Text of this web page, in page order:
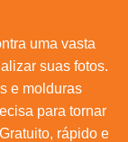
uma vasta
suas fotos.
e molduras
para tornar
rápido e